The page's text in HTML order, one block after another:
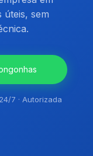
úteis, sem
7 · Autorizada